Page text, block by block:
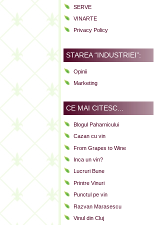
SERVE
VINARTE
Privacy Policy
STAREA “INDUSTRIEI”:
Opinii
Marketing
CE MAI CITESC...
Blogul Paharnicului
Cazan cu vin
From Grapes to Wine
Inca un vin?
Lucruri Bune
Printre Vinuri
Punctul pe vin
Razvan Marasescu
Vinul din Cluj